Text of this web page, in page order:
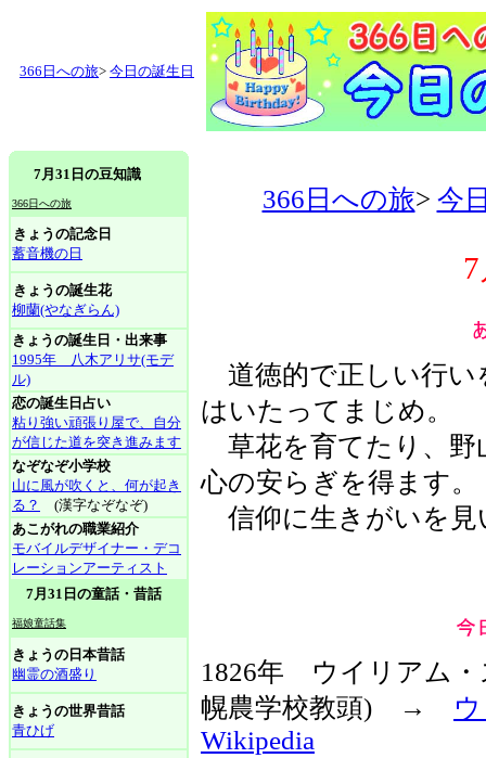
366日への旅> 今日の誕生日
7月31日の豆知識
366日への旅
きょうの記念日
蓄音機の日
きょうの誕生花
柳蘭(やなぎらん)
きょうの誕生日・出来事
1995年 八木アリサ(モデ
ル)
恋の誕生日占い
粘り強い頑張り屋で、自分
が信じた道を突き進みます
なぞなぞ小学校
山に風が吹くと、何が起き
る？
(漢字なぞなぞ)
あこがれの職業紹介
モバイルデザイナー・デコ
レーションアーティスト
7月31日の童話・昔話
福娘童話集
きょうの日本昔話
幽霊の酒盛り
きょうの世界昔話
青ひげ
366日への旅> 今
道徳的で正しい行い
はいたってまじめ。
草花を育てたり、野
心の安らぎを得ます。
信仰に生きがいを見
1826年 ウイリアム・
幌農学校教頭) →
Wikipedia